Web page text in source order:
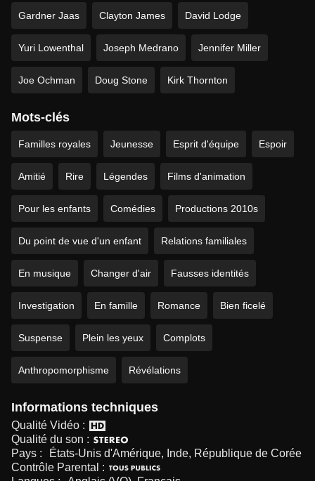
Gardner Jaas Clayton James David Lodge
Yuri Lowenthal Joseph Medrano Jennifer Miller
Joe Ochman Doug Stone Kirk Thornton
Mots-clés
Familles royales Jeunesse Esprit d'équipe Espoir
Amitié Rire Légendes Films d'animation
Pour les enfants Comédies Productions 2010s
Du point de vue d'un enfant Relations familiales
En musique Changer d'air Fausses identités
Investigation En famille Romance Bien ficelé
Suspense Plein les yeux Complots
Anthropomorphisme Révélations
Informations techniques
Qualité Vidéo :
Qualité du son :
Pays :
États-Unis d'Amérique, Inde, République de Corée
Contrôle Parental :